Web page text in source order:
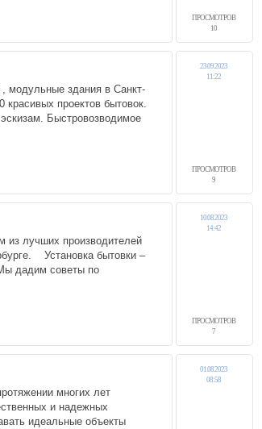
ПРОСМОТРОВ
10
модульные здания в Санкт-
красивых проектов бытовок.
Быстровозводимое
ПРОСМОТРОВ
9
23.09.2023
11:22
из лучших производителей
Установка бытовки –
дадим советы по
ПРОСМОТРОВ
7
10.08.2023
14:42
многих лет
и надежных
идеальные объекты
01.08.2023
08:58